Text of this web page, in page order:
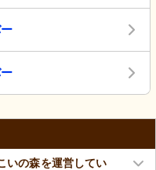
いの森を運営してい